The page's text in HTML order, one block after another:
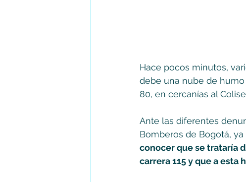
Hace pocos minutos,
debe una nube de
80, en cercanías al
Ante las diferentes
Bomberos de Bogotá,
conocer que se trataría
carrera 115 y que a esta